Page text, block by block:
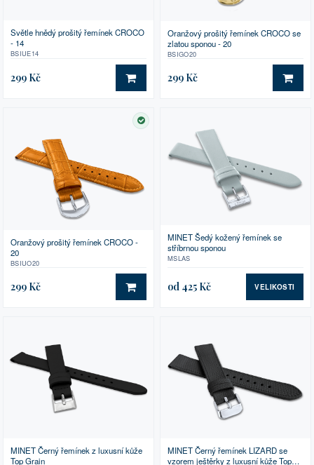
Světle hnědý prošitý řemínek CROCO
- 14
BSIUE14
299 Kč DO KOŠÍKU
Oranžový prošitý řemínek CROCO se
zlatou sponou - 20
BSIGO20
299 Kč DO
SKLADEM
Oranžový prošitý řemínek CROCO -
20
BSIUO20
299 Kč DO KOŠÍKU
MINET Šedý kožený řemínek se
stříbrnou sponou
MSLAS
od 425 Kč VELIKOSTI
MINET Černý řemínek z luxusní kůže
Top Grain
MINET Černý řemínek LIZARD se
vzorem ještěrky z luxusní kůže Top